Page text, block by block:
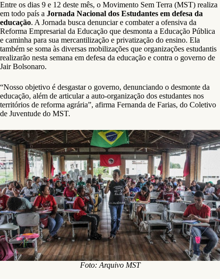
Entre os dias 9 e 12 deste mês, o Movimento Sem Terra (MST) realiza
em todo país a Jornada Nacional dos Estudantes em defesa da
educação. A Jornada busca denunciar e combater a ofensiva da
Reforma Empresarial da Educação que desmonta a Educação Pública
e caminha para sua mercantilização e privatização do ensino. Ela
também se soma às diversas mobilizações que organizações estudantis
realizarão nesta semana em defesa da educação e contra o governo de
Jair Bolsonaro.
“Nosso objetivo é desgastar o governo, denunciando o desmonte da
educação, além de articular a auto-organização dos estudantes nos
territórios de reforma agrária”, afirma Fernanda de Farias, do Coletivo
de Juventude do MST.
Foto: Arquivo MST